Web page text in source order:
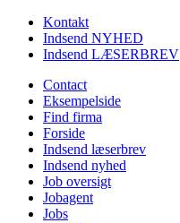
Kontakt
Indsend NYHED
Indsend LÆSERBREV
Contact
Eksempelside
Find firma
Forside
Indsend læserbrev
Indsend nyhed
Job oversigt
Jobagent
Jobs